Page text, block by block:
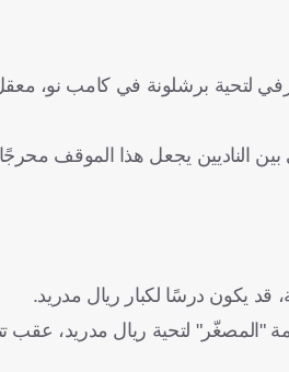
برشلونة في كامب نو، معقل
بين الناديين يجعل هذا الموقف
قد يكون درسًا لكبار ريال مدريد.
"المصغّر" لتحية ريال مدريد، عقب